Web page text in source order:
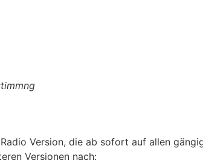
Version, die ab sofort auf allen
Versionen nach: